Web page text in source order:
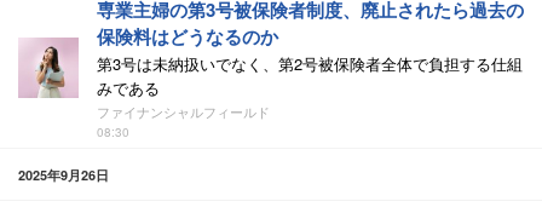
専業主婦の第3号被保険者制度、廃止されたら過去の
保険料はどうなるのか
第3号は未納扱いでなく、第2号被保険者全体で負担する仕組
みである
ファイナンシャルフィールド
08:30
2025年9月26日